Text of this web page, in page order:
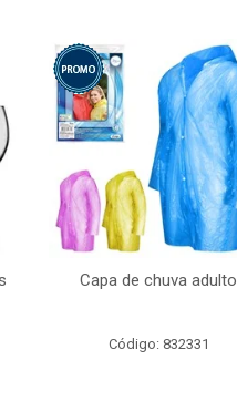
Capa de chuva adulto
Código: 832331